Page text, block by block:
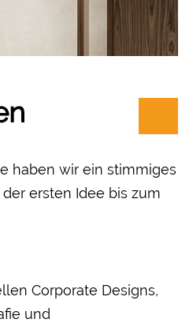
haben wir ein stimmiges
ersten Idee bis zum
Corporate Designs,
und